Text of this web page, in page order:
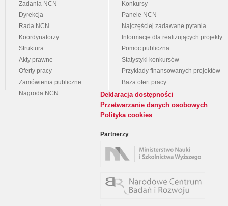
Zadania NCN
Dyrekcja
Rada NCN
Koordynatorzy
Struktura
Akty prawne
Oferty pracy
Zamówienia publiczne
Nagroda NCN
Konkursy
Panele NCN
Najczęściej zadawane pytania
Informacje dla realizujących projekty
Pomoc publiczna
Statystyki konkursów
Przykłady finansowanych projektów
Baza ofert pracy
Deklaracja dostępności
Przetwarzanie danych osobowych
Polityka cookies
Partnerzy